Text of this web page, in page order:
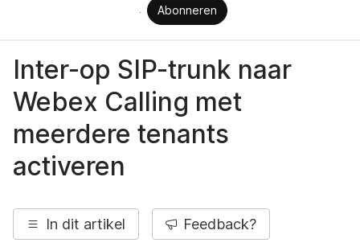
Abonneren
Inter-op SIP-trunk naar
Webex Calling met
meerdere tenants
activeren
In dit artikel Feedback?